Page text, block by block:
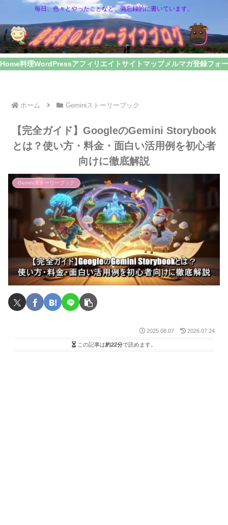
毎日、色々とやったことなど、備忘録的に書いています。
Home料理WordPressアフィリエイトサイトマップメルマガ登録フォ
ホーム Geminiストーリーブック
【完全ガイド】GoogleのGemini Storybook
とは？使い方・料金・面白い活用例を初心者
向けに徹底解説
Geminiストーリーブック
2025.08.07 2026.07.24
この記事は約22分で読めます。